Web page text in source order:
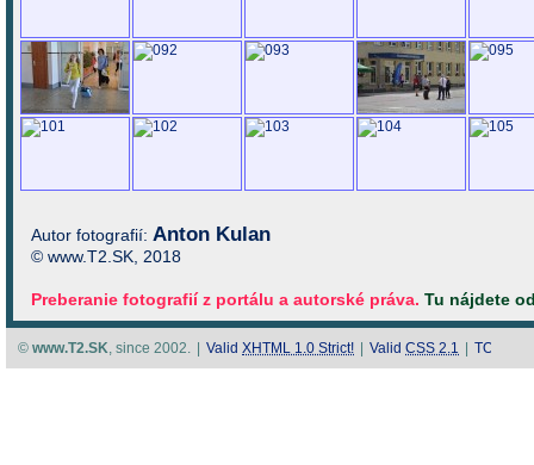
Autor fotografií: Anton Kulan
© www.T2.SK, 2018
Preberanie fotografií z portálu a autorské práva. Tu nájdete
© www.T2.SK, since 2002. Valid XHTML 1.0 Strict! Valid CSS 2.1